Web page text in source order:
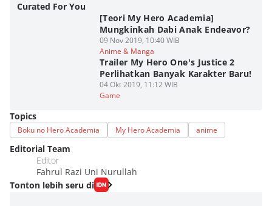
Curated For You
[Teori My Hero Academia]
Mungkinkah Dabi Anak Endeavor?
09 Nov 2019, 10:40 WIB
Anime & Manga
Trailer My Hero One's Justice 2
Perlihatkan Banyak Karakter Baru!
04 Okt 2019, 11:12 WIB
Game
Topics
Boku no Hero Academia My Hero Academia anime
Editorial Team
Editor
Fahrul Razi Uni Nurullah
Tonton lebih seru di